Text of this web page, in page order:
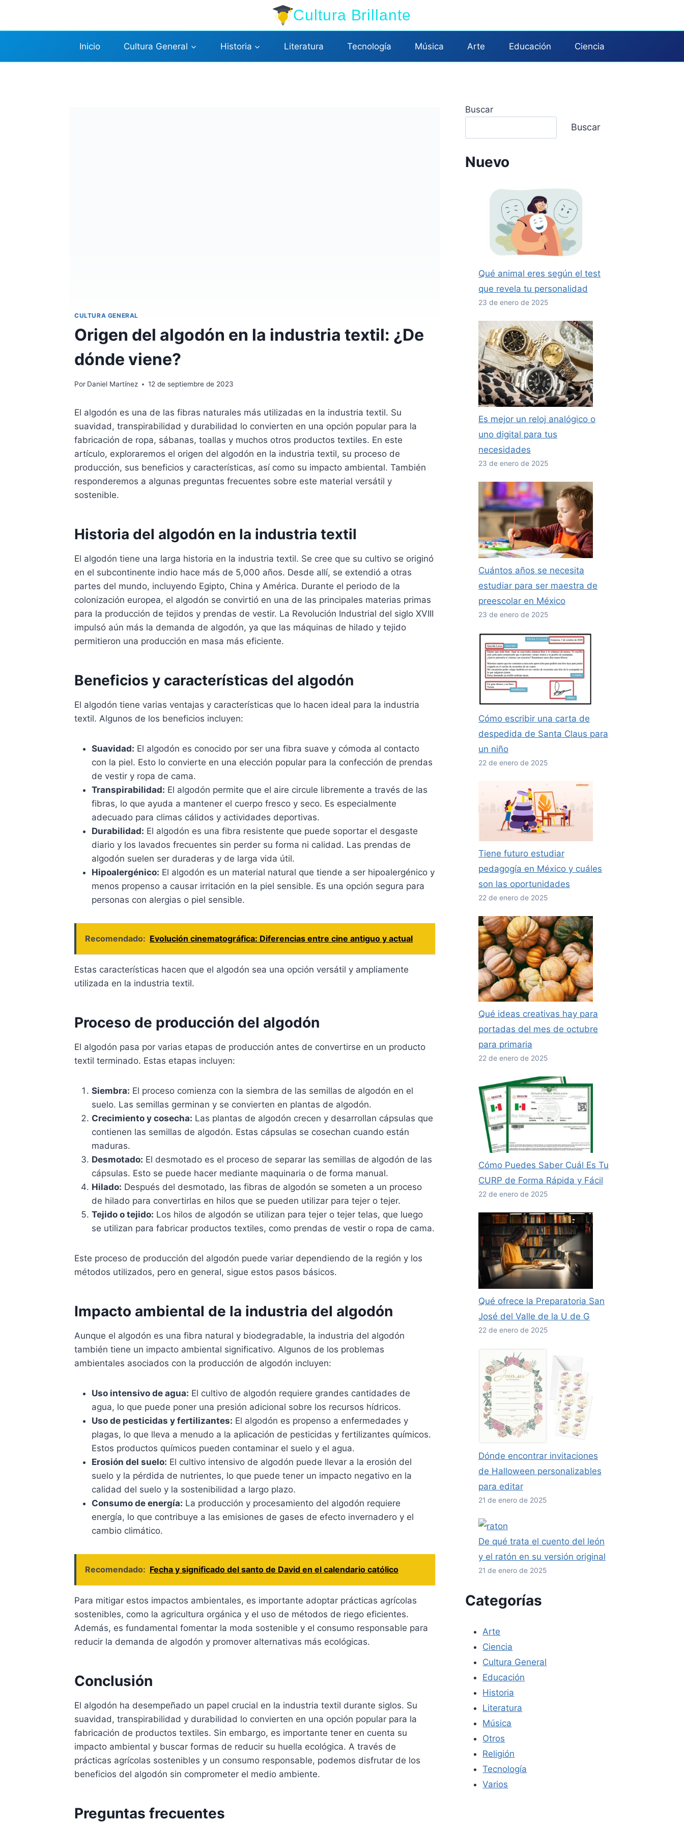
contenido
Cultura Brillante
Inicio Cultura General Historia Literatura Tecnología Música Arte Educación Ciencia
CULTURA GENERAL
Origen del algodón en la industria textil: ¿De
dónde viene?
Por Daniel Martínez 12 de septiembre de 2023
El algodón es una de las fibras naturales más utilizadas en la industria textil. Su
suavidad, transpirabilidad y durabilidad lo convierten en una opción popular para la
fabricación de ropa, sábanas, toallas y muchos otros productos textiles. En este
artículo, exploraremos el origen del algodón en la industria textil, su proceso de
producción, sus beneficios y características, así como su impacto ambiental. También
responderemos a algunas preguntas frecuentes sobre este material versátil y
sostenible.
Historia del algodón en la industria textil
El algodón tiene una larga historia en la industria textil. Se cree que su cultivo se originó
en el subcontinente indio hace más de 5,000 años. Desde allí, se extendió a otras
partes del mundo, incluyendo Egipto, China y América. Durante el periodo de la
colonización europea, el algodón se convirtió en una de las principales materias primas
para la producción de tejidos y prendas de vestir. La Revolución Industrial del siglo XVIII
impulsó aún más la demanda de algodón, ya que las máquinas de hilado y tejido
permitieron una producción en masa más eficiente.
Beneficios y características del algodón
El algodón tiene varias ventajas y características que lo hacen ideal para la industria
textil. Algunos de los beneficios incluyen:
Suavidad: El algodón es conocido por ser una fibra suave y cómoda al contacto
con la piel. Esto lo convierte en una elección popular para la confección de prendas
de vestir y ropa de cama.
Transpirabilidad: El algodón permite que el aire circule libremente a través de las
fibras, lo que ayuda a mantener el cuerpo fresco y seco. Es especialmente
adecuado para climas cálidos y actividades deportivas.
Durabilidad: El algodón es una fibra resistente que puede soportar el desgaste
diario y los lavados frecuentes sin perder su forma ni calidad. Las prendas de
algodón suelen ser duraderas y de larga vida útil.
Hipoalergénico: El algodón es un material natural que tiende a ser hipoalergénico y
menos propenso a causar irritación en la piel sensible. Es una opción segura para
personas con alergias o piel sensible.
Recomendado: Evolución cinematográfica: Diferencias entre cine antiguo y actual
Estas características hacen que el algodón sea una opción versátil y ampliamente
utilizada en la industria textil.
Proceso de producción del algodón
El algodón pasa por varias etapas de producción antes de convertirse en un producto
textil terminado. Estas etapas incluyen:
Siembra: El proceso comienza con la siembra de las semillas de algodón en el
suelo. Las semillas germinan y se convierten en plantas de algodón.
Crecimiento y cosecha: Las plantas de algodón crecen y desarrollan cápsulas que
contienen las semillas de algodón. Estas cápsulas se cosechan cuando están
maduras.
Desmotado: El desmotado es el proceso de separar las semillas de algodón de las
cápsulas. Esto se puede hacer mediante maquinaria o de forma manual.
Hilado: Después del desmotado, las fibras de algodón se someten a un proceso
de hilado para convertirlas en hilos que se pueden utilizar para tejer o tejer.
Tejido o tejido: Los hilos de algodón se utilizan para tejer o tejer telas, que luego
se utilizan para fabricar productos textiles, como prendas de vestir o ropa de cama.
Este proceso de producción del algodón puede variar dependiendo de la región y los
métodos utilizados, pero en general, sigue estos pasos básicos.
Impacto ambiental de la industria del algodón
Aunque el algodón es una fibra natural y biodegradable, la industria del algodón
también tiene un impacto ambiental significativo. Algunos de los problemas
ambientales asociados con la producción de algodón incluyen:
Uso intensivo de agua: El cultivo de algodón requiere grandes cantidades de
agua, lo que puede poner una presión adicional sobre los recursos hídricos.
Uso de pesticidas y fertilizantes: El algodón es propenso a enfermedades y
plagas, lo que lleva a menudo a la aplicación de pesticidas y fertilizantes químicos.
Estos productos químicos pueden contaminar el suelo y el agua.
Erosión del suelo: El cultivo intensivo de algodón puede llevar a la erosión del
suelo y la pérdida de nutrientes, lo que puede tener un impacto negativo en la
calidad del suelo y la sostenibilidad a largo plazo.
Consumo de energía: La producción y procesamiento del algodón requiere
energía, lo que contribuye a las emisiones de gases de efecto invernadero y el
cambio climático.
Recomendado: Fecha y significado del santo de David en el calendario católico
Para mitigar estos impactos ambientales, es importante adoptar prácticas agrícolas
sostenibles, como la agricultura orgánica y el uso de métodos de riego eficientes.
Además, es fundamental fomentar la moda sostenible y el consumo responsable para
reducir la demanda de algodón y promover alternativas más ecológicas.
Conclusión
El algodón ha desempeñado un papel crucial en la industria textil durante siglos. Su
suavidad, transpirabilidad y durabilidad lo convierten en una opción popular para la
fabricación de productos textiles. Sin embargo, es importante tener en cuenta su
impacto ambiental y buscar formas de reducir su huella ecológica. A través de
prácticas agrícolas sostenibles y un consumo responsable, podemos disfrutar de los
beneficios del algodón sin comprometer el medio ambiente.
Preguntas frecuentes
Buscar
Buscar
Nuevo
Qué animal eres según el test
que revela tu personalidad
23 de enero de 2025
Es mejor un reloj analógico o
uno digital para tus
necesidades
23 de enero de 2025
Cuántos años se necesita
estudiar para ser maestra de
preescolar en México
23 de enero de 2025
Cómo escribir una carta de
despedida de Santa Claus para
un niño
22 de enero de 2025
Tiene futuro estudiar
pedagogía en México y cuáles
son las oportunidades
22 de enero de 2025
Qué ideas creativas hay para
portadas del mes de octubre
para primaria
22 de enero de 2025
Cómo Puedes Saber Cuál Es Tu
CURP de Forma Rápida y Fácil
22 de enero de 2025
Qué ofrece la Preparatoria San
José del Valle de la U de G
22 de enero de 2025
Dónde encontrar invitaciones
de Halloween personalizables
para editar
21 de enero de 2025
De qué trata el cuento del león
y el ratón en su versión original
21 de enero de 2025
Categorías
Arte
Ciencia
Cultura General
Educación
Historia
Literatura
Música
Otros
Religión
Tecnología
Varios